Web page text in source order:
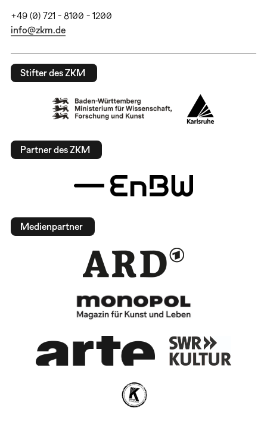
+49 (0) 721 - 8100 - 1200
info@zkm.de
Stifter des ZKM
Partner des ZKM
Medienpartner